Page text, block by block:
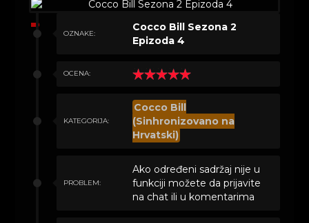
OZNAKE:
Cocco Bill Sezona 2
Epizoda 4
OCENA:
KATEGORIJA:
Cocco Bill
(Sinhronizovano na
Hrvatski)
PROBLEM:
Ako određeni sadržaj nije u
funkciji možete da prijavite
na chat ili u komentarima